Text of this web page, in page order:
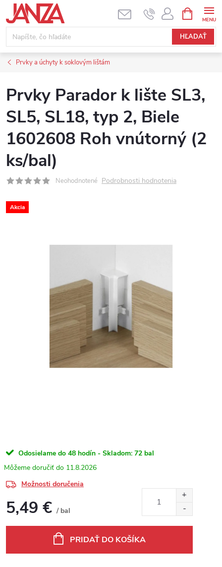
Prejsť na obsah
HĽADAŤ
Prvky a úchyty k soklovým lištám
Prvky Parador k lište SL3,
SL5, SL18, typ 2, Biele
1602608 Roh vnútorný (2
ks/bal)
Neohodnotené Podrobnosti hodnotenia
Akcia
Odosielame do 48 hodín - Skladom: 72 bal
11.8.2026
Možnosti doručenia
5,49 € / bal
PRIDAŤ DO KOŠÍKA